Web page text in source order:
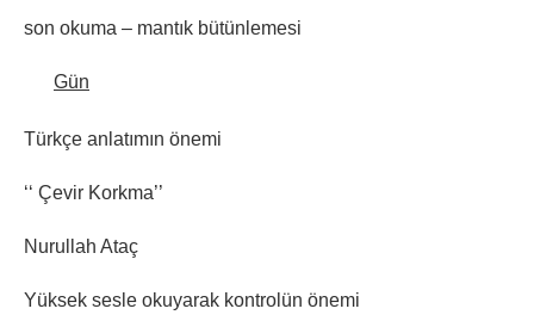
son okuma – mantık bütünlemesi
Gün
Türkçe anlatımın önemi
‘‘ Çevir Korkma’’
Nurullah Ataç
Yüksek sesle okuyarak kontrolün önemi